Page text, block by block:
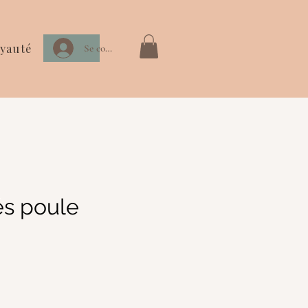
Se connecter
poule